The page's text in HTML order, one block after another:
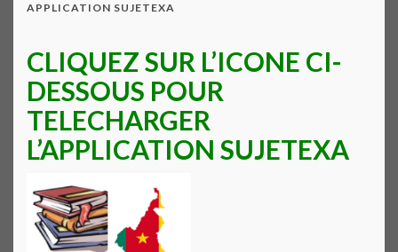
APPLICATION SUJETEXA
CLIQUEZ SUR L’ICONE CI-
DESSOUS POUR
TELECHARGER
L’APPLICATION SUJETEXA